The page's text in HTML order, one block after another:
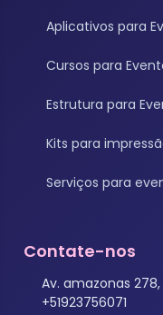
Aplicativos para
Cursos para
Estrutura para
Kits para
Serviços para
Contate-nos
Av. amazonas 278,
+51923756071